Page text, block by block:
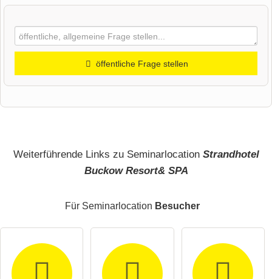
öffentliche Frage stellen
Weiterführende Links zu Seminarlocation Strandhotel
Buckow Resort& SPA
Für Seminarlocation Besucher